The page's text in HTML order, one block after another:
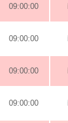
09:00:00
09:00:00
09:00:00
09:00:00